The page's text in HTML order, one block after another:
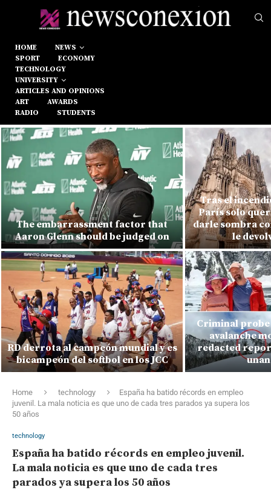
HOME
NEWS
SPORT
ECONOMY
TECHNOLOGY
UNIVERSITY
ARTICLES AND OPINIONS
ART
AWARDS
RADIO
STUDENTS
The embarrassment factor that
Aaron Glenn should be judged on
RD derrota al campeón mundial y es
bicampeón del softbol en los JCC
Tras el
París solo
darle sombra
le
Criminal probe
avalanche
redacted
Home technology
España ha batido récords en empleo
juvenil. La mala noticia es que uno de cada tres parados ya supera los
50 años
technology
España ha batido récords en empleo juvenil.
La mala noticia es que uno de cada tres
parados ya supera los 50 años